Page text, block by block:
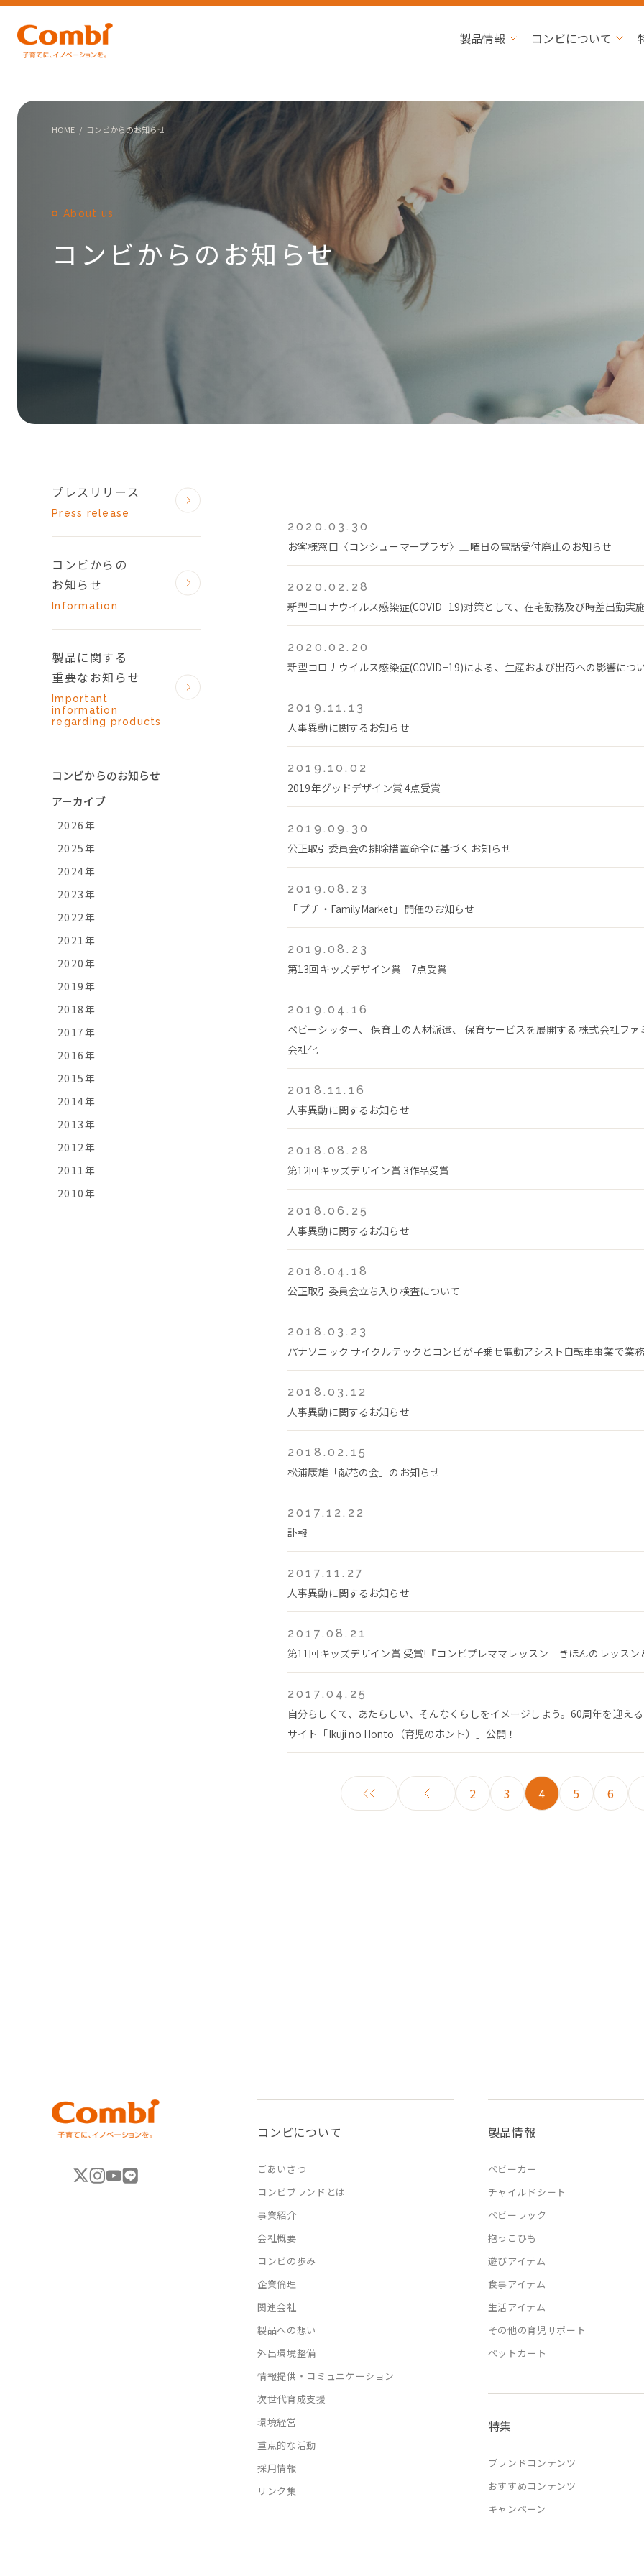
製品情報 コンビについて
HOME コンビからのお知らせ
About us
コンビからのお知らせ
2020.03.30
お客様窓口〈コンシューマープラザ〉土曜日の電話受付廃止のお知らせ
2020.02.28
新型コロナウイルス感染症(COVID−19)対策として、在宅勤務及び時差出勤実
2020.02.20
新型コロナウイルス感染症(COVID−19)による、生産および出荷への影響につ
2019.11.13
人事異動に関するお知らせ
2019.10.02
2019年グッドデザイン賞 4点受賞
2019.09.30
公正取引委員会の排除措置命令に基づくお知らせ
2019.08.23
「 プチ・FamilyMarket」開催のお知らせ
2019.08.23
第13回キッズデザイン賞 7点受賞
2019.04.16
ベビーシッター、 保育士の人材派遣、 保育サービスを展開する 株式会社フ
会社化
2018.11.16
人事異動に関するお知らせ
2018.08.28
第12回キッズデザイン賞 3作品受賞
2018.06.25
人事異動に関するお知らせ
2018.04.18
公正取引委員会立ち入り検査について
2018.03.23
パナソニック サイクルテックとコンビが子乗せ電動アシスト自転車事業で業
2018.03.12
人事異動に関するお知らせ
2018.02.15
松浦康雄「献花の会」のお知らせ
2017.12.22
訃報
2017.11.27
人事異動に関するお知らせ
2017.08.21
第11回キッズデザイン賞 受賞!『コンビプレママレッスン きほんのレッスン
2017.04.25
自分らしくて、あたらしい、そんなくらしをイメージしよう。60周年を迎え
サイト「Ikuji no Honto（育児のホント）」公開！
2 3 4 5 6
プレスリリース
Press release
コンビからの
お知らせ
Information
製品に関する
重要なお知らせ
Important
information
regarding products
コンビからのお知らせ
アーカイブ
2026年
2025年
2024年
2023年
2022年
2021年
2020年
2019年
2018年
2017年
2016年
2015年
2014年
2013年
2012年
2011年
2010年
コンビについて
ごあいさつ
コンビブランドとは
事業紹介
会社概要
コンビの歩み
企業倫理
関連会社
製品への想い
外出環境整備
情報提供・コミュニケーション
次世代育成支援
環境経営
重点的な活動
採用情報
リンク集
製品情報
ベビーカー
チャイルドシート
ベビーラック
抱っこひも
遊びアイテム
食事アイテム
生活アイテム
その他の育児サポート
ペットカート
特集
ブランドコンテンツ
おすすめコンテンツ
キャンペーン